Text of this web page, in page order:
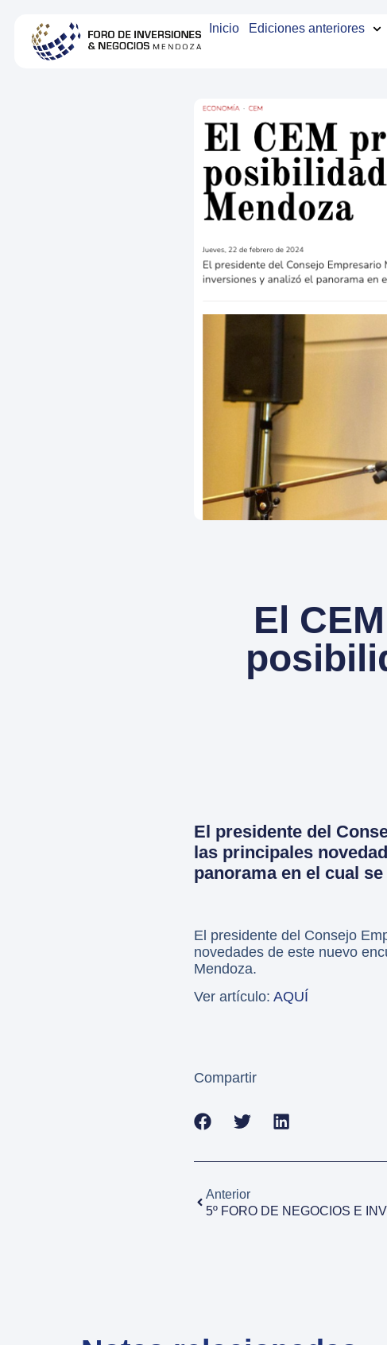
Inicio Ediciones anteriores
El
El presidente del
las principales
panorama en el cual
El presidente del Consejo
novedades de este nuevo
Mendoza.
Ver artículo: AQUÍ
Compartir
Anterior